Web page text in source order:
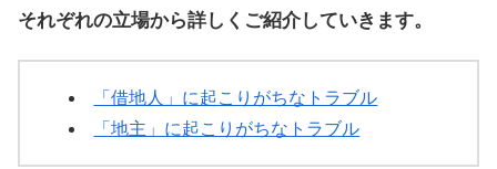
それぞれの立場から詳しくご紹介していきます。
「借地人」に起こりがちなトラブル
「地主」に起こりがちなトラブル